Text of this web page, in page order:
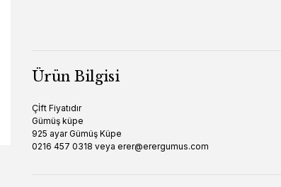
Ürün Bilgisi
Çİft Fiyatıdır
Gümüş küpe
925 ayar Gümüş Küpe
0216 457 0318 veya erer@erergumus.com